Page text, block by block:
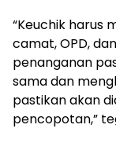
“Keuchik harus
camat, OPD,
penanganan
sama dan
pastikan akan
pencopotan,”